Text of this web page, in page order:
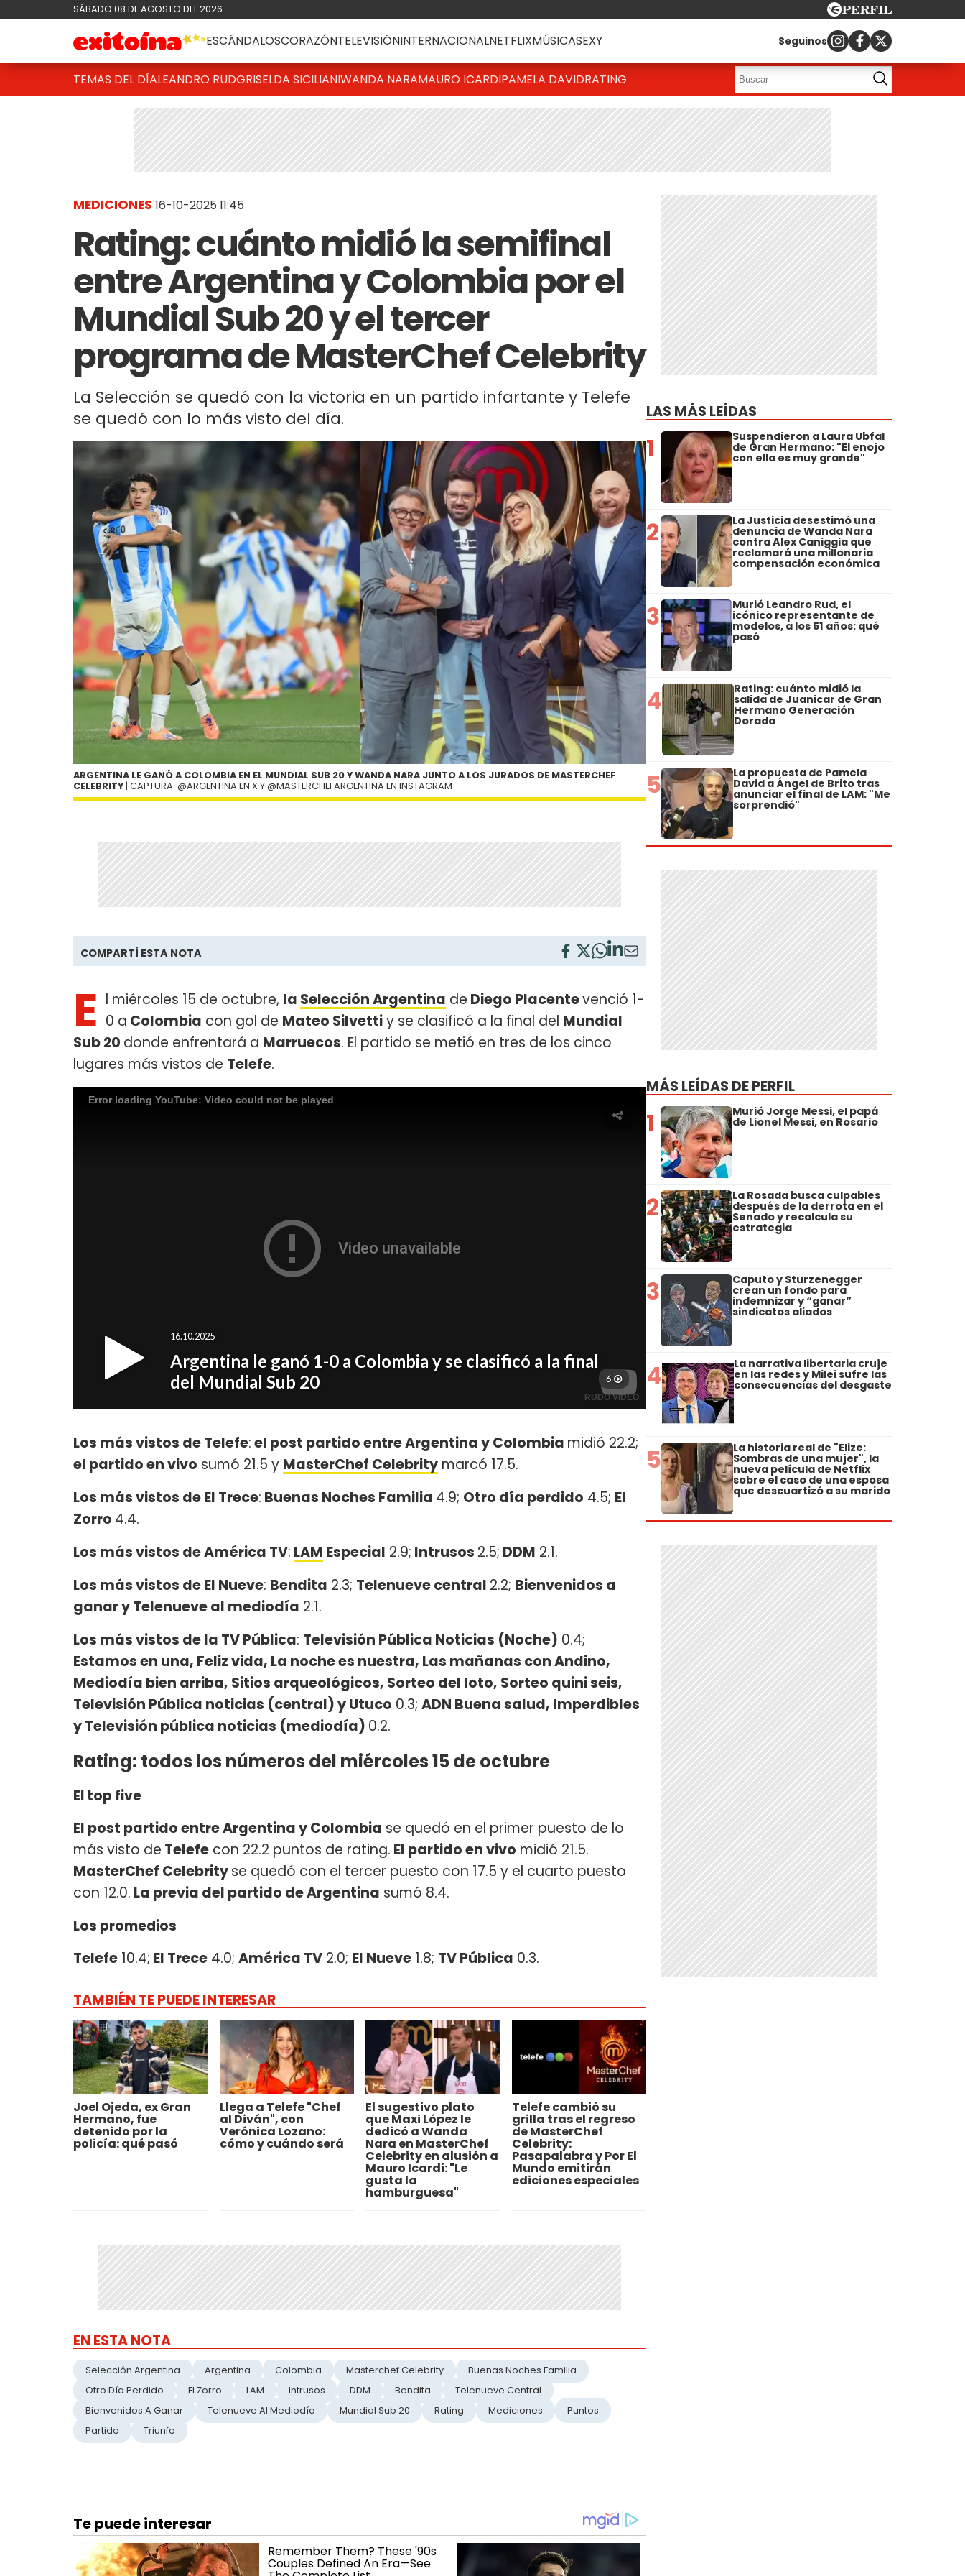
SÁBADO 08 DE AGOSTO DEL 2026
ESCÁNDALOSCORAZÓNTELEVISIÓNINTERNACIONALNETFLIXMÚSICASEXY Seguinos
TEMAS DEL DÍALEANDRO RUDGRISELDA SICILIANIWANDA NARAMAURO ICARDIPAMELA DAVIDRATING
MEDICIONES 16-10-2025 11:45
Rating: cuánto midió la semifinal
entre Argentina y Colombia por el
Mundial Sub 20 y el tercer
programa de MasterChef Celebrity
La Selección se quedó con la victoria en un partido infartante y Telefe
se quedó con lo más visto del día.
ARGENTINA LE GANÓ A COLOMBIA EN EL MUNDIAL SUB 20 Y WANDA NARA JUNTO A LOS JURADOS DE MASTERCHEF
CELEBRITY| CAPTURA: @ARGENTINA EN X Y @MASTERCHEFARGENTINA EN INSTAGRAM
COMPARTÍ ESTA NOTA
E l miércoles 15 de octubre, la Selección Argentina de Diego Placentevenció 1-
0 a Colombia con gol de Mateo Silvettiy se clasificó a la final del Mundial
Sub 20 donde enfrentará a Marruecos. El partido se metió en tres de los cinco
lugares más vistos de Telefe.
Los más vistos de Telefe:el post partido entre Argentina y Colombia midió 22.2;
el partido en vivo sumó 21.5 y MasterChef Celebrity marcó 17.5.
Los más vistos de El Trece: Buenas Noches Familia 4.9; Otro día perdido 4.5; El
Zorro 4.4.
Los más vistos de América TV: LAM Especial 2.9; Intrusos 2.5; DDM 2.1.
Los más vistos de El Nueve: Bendita 2.3; Telenueve central 2.2; Bienvenidos a
ganar y Telenueve al mediodía 2.1.
Los más vistos de la TV Pública: Televisión Pública Noticias (Noche) 0.4;
Estamos en una, Feliz vida, La noche es nuestra, Las mañanas con Andino,
Mediodía bien arriba, Sitios arqueológicos, Sorteo del loto, Sorteo quini seis,
Televisión Pública noticias (central) y Utuco 0.3; ADN Buena salud, Imperdibles
y Televisión pública noticias (mediodía) 0.2.
Rating: todos los números del miércoles 15 de octubre
El top five
El post partido entre Argentina y Colombia se quedó en el primer puesto de lo
más visto de Telefe con 22.2 puntos de rating. El partido en vivo midió 21.5.
MasterChef Celebrityse quedó con el tercer puesto con 17.5 y el cuarto puesto
con 12.0. La previa del partido de Argentina sumó 8.4.
Los promedios
Telefe 10.4; El Trece 4.0; América TV 2.0; El Nueve 1.8; TV Pública 0.3.
TAMBIÉN TE PUEDE INTERESAR
Joel Ojeda, ex Gran
Hermano, fue
detenido por la
policía: qué pasó
Llega a Telefe "Chef
al Diván", con
Verónica Lozano:
cómo y cuándo será
El sugestivo plato
que Maxi López le
dedicó a Wanda
Nara en MasterChef
Celebrity en alusión a
Mauro Icardi: "Le
gusta la
hamburguesa"
Telefe cambió su
grilla tras el regreso
de MasterChef
Celebrity:
Pasapalabra y Por El
Mundo emitirán
ediciones especiales
EN ESTA NOTA
Selección Argentina Argentina Colombia Masterchef Celebrity
Buenas Noches Familia
Otro Día Perdido
El Zorro LAM Intrusos DDM Bendita
Telenueve Central
Bienvenidos A Ganar
Telenueve Al Mediodía Mundial Sub 20 Rating Mediciones
Puntos
Partido
Triunfo
LAS MÁS LEÍDAS
1 Suspendieron a Laura Ubfal
de Gran Hermano: "El enojo
con ella es muy grande"
2 La Justicia desestimó una
denuncia de Wanda Nara
contra Alex Caniggia que
reclamará una millonaria
compensación económica
3 Murió Leandro Rud, el
icónico representante de
modelos, a los 51 años: qué
pasó
4 Rating: cuánto midió la
salida de Juanicar de Gran
Hermano Generación
Dorada
5 La propuesta de Pamela
David a Ángel de Brito tras
anunciar el final de LAM: "Me
sorprendió"
MÁS LEÍDAS DE PERFIL
1 Murió Jorge Messi, el papá
de Lionel Messi, en Rosario
2 La Rosada busca culpables
después de la derrota en el
Senado y recalcula su
estrategia
3 Caputo y Sturzenegger
crean un fondo para
indemnizar y “ganar”
sindicatos aliados
4 La narrativa libertaria cruje
en las redes y Milei sufre las
consecuencias del desgaste
5 La historia real de "Elize:
Sombras de una mujer", la
nueva película de Netflix
sobre el caso de una esposa
que descuartizó a su marido